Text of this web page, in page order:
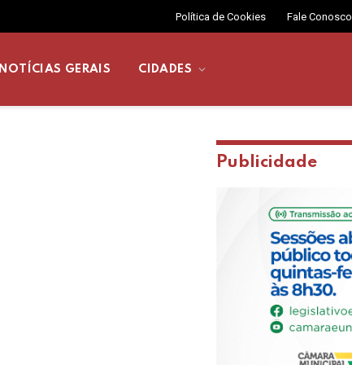
Política de Cookies Fale Conosco
NOTÍCIAS GERAIS CIDADES
Publicidade